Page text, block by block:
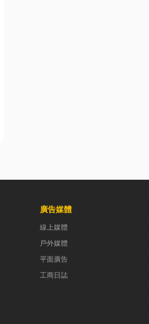
廣告媒體
線上媒體
戶外媒體
平面廣告
工商日誌